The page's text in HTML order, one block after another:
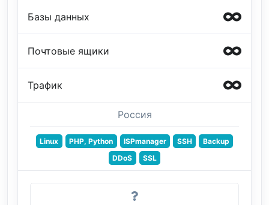
Базы данных
Почтовые ящики
Трафик
Россия
Linux PHP, Python ISPmanager SSH
Backup
DDoS
SSL